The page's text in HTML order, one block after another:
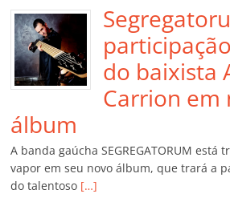
do baixista
Carrion em
álbum
A banda gaúcha SEGREGATORUM está
vapor em seu novo álbum, que trará a
do talentoso […]